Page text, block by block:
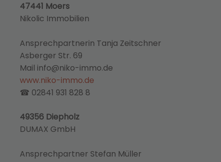
47441 Moers
Nikolic Immobilien
Ansprechpartnerin Tanja Zeitschner
Asberger Str. 69
Mail info@niko-immo.de
www.niko-immo.de
☎ 02841 931 828 8
49356 Diepholz
DUMAX GmbH
Ansprechpartner Stefan Müller